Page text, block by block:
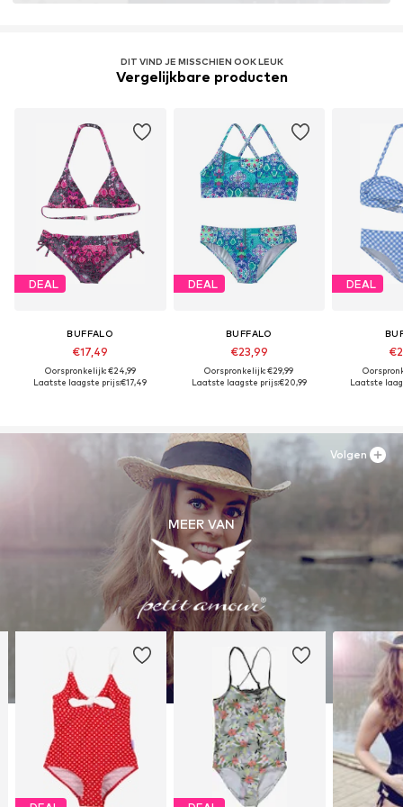
Meer informatie
DIT VIND JE MISSCHIEN OOK LEUK
Vergelijkbare producten
DEAL
BUFFALO
€17,49
Oorspronkelijk: €24,99
Laatste laagste prijs:€17,49
DEAL
BUFFALO
€23,99
Oorspronkelijk: €29,99
Laatste laagste prijs:€20,99
DEAL
Laatste
MEER VAN
Volgen